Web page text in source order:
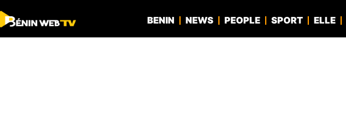
BENIN NEWS PEOPLE SPORT ELLE